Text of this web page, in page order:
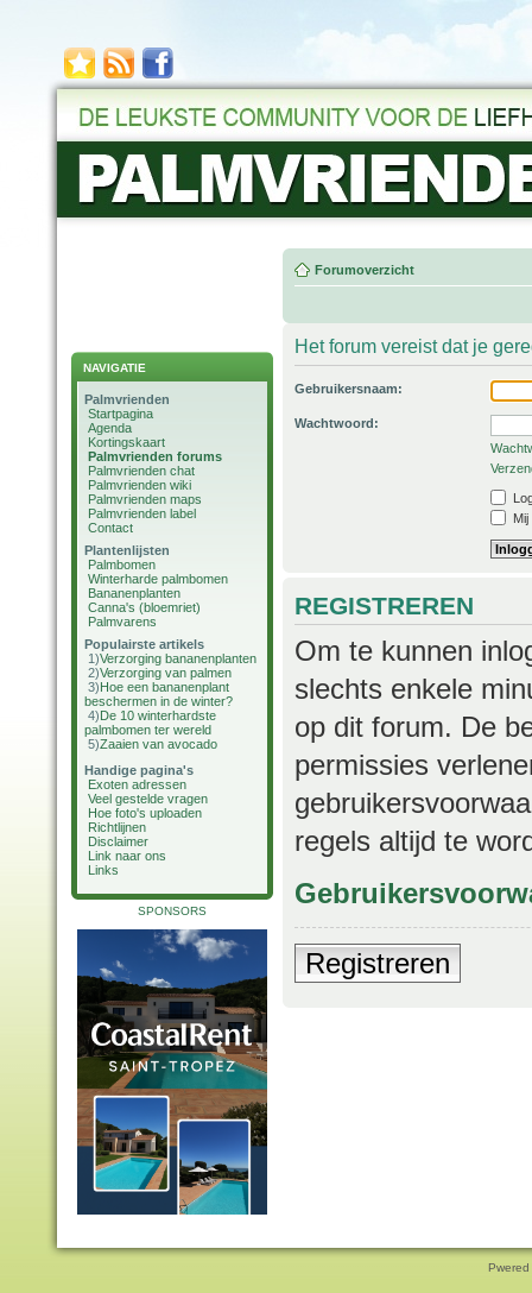
NAVIGATIE
Palmvrienden
Startpagina
Agenda
Kortingskaart
Palmvrienden forums
Palmvrienden chat
Palmvrienden wiki
Palmvrienden maps
Palmvrienden label
Contact
Plantenlijsten
Palmbomen
Winterharde palmbomen
Bananenplanten
Canna's (bloemriet)
Palmvarens
Populairste artikels
1)Verzorging bananenplanten
2)Verzorging van palmen
3)Hoe een bananenplant
beschermen in de winter?
4)De 10 winterhardste
palmbomen ter wereld
5)Zaaien van avocado
Handige pagina's
Exoten adressen
Veel gestelde vragen
Hoe foto's uploaden
Richtlijnen
Disclaimer
Link naar ons
Links
SPONSORS
Forumoverzicht
Het forum vereist dat je
Gebruikersnaam:
Wachtwoord:
REGISTREREN
Om te kunnen
slechts enkele
op dit forum. De
permissies
regels altijd te
Registreren